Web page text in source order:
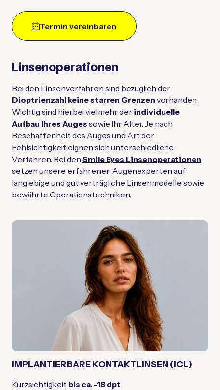
Termin vereinbaren
Linsenoperationen
Bei den Linsenverfahren sind bezüglich der
Dioptrienzahl keine starren Grenzen vorhanden.
Wichtig sind hierbei vielmehr der individuelle
Aufbau Ihres Auges sowie Ihr Alter. Je nach
Beschaffenheit des Auges und Art der
Fehlsichtigkeit eignen sich unterschiedliche
Verfahren. Bei den Smile Eyes Linsenoperationen
setzen unsere erfahrenen Augenexperten auf
langlebige und gut verträgliche Linsenmodelle sowie
bewährte Operationstechniken.
IMPLANTIERBARE KONTAKTLINSEN (ICL)
Kurzsichtigkeit bis ca. -18 dpt